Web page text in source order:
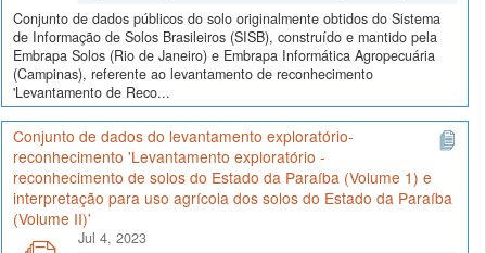
Conjunto de dados públicos do solo originalmente obtidos do Sistema
de Informação de Solos Brasileiros (SISB), construído e mantido pela
Embrapa Solos (Rio de Janeiro) e Embrapa Informática Agropecuária
(Campinas), referente ao levantamento de reconhecimento
'Levantamento de Reco...
Conjunto de dados do levantamento exploratório-
reconhecimento 'Levantamento exploratório -
reconhecimento de solos do Estado da Paraíba (Volume 1) e
interpretação para uso agrícola dos solos do Estado da Paraíba
(Volume II)'
Jul 4, 2023